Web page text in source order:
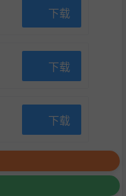
下载
下载
下载